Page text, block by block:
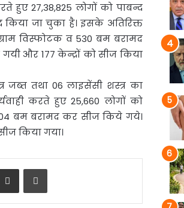
हुए 27,38,825 लोगों को पाबन्द
किया जा चुका है। इसके अतिरिक्त
विस्फोटक व 530 बम बरामद
और 177 केन्द्रों को सीज किया
जब्त तथा 06 लाइसेंसी शस्त्र का
करते हुए 25,660 लोगों को
बम बरामद कर सीज किये गये।
किया गया।
Share via Email Print